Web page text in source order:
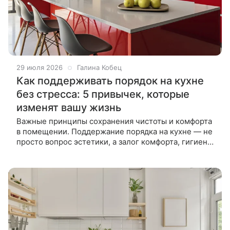
29 июля 2026 Галина Кобец
Как поддерживать порядок на кухне
без стресса: 5 привычек, которые
изменят вашу жизнь
Важные принципы сохранения чистоты и комфорта
в помещении. Поддержание порядка на кухне — не
просто вопрос эстетики, а залог комфорта, гигиены